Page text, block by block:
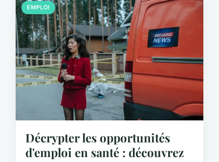
EMPLOI
Décrypter les opportunités
d'emploi en santé : découvrez